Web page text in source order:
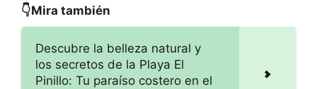
👇Mira también
Descubre la belleza natural y
los secretos de la Playa El
Pinillo: Tu paraíso costero en el